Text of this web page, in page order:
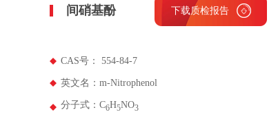
间硝基酚 下载质检报告
CAS号： 554-84-7
英文名：m-Nitrophenol
分子式：C6H5NO3